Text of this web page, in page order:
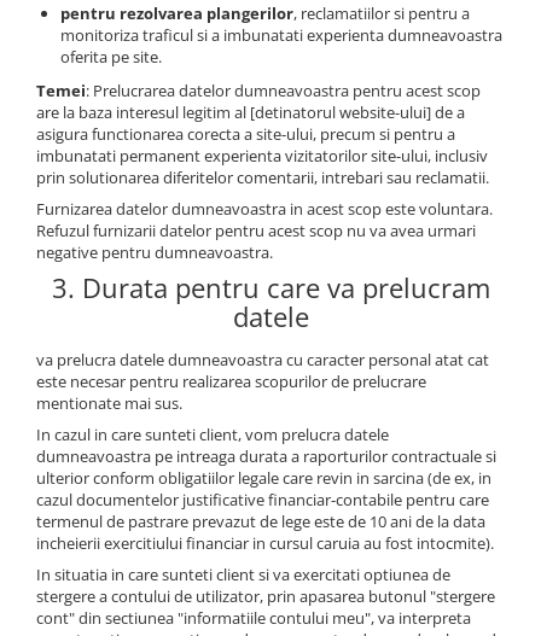
pentru rezolvarea plangerilor, reclamatiilor si pentru a
monitoriza traficul si a imbunatati experienta dumneavoastra
oferita pe site.
Temei: Prelucrarea datelor dumneavoastra pentru acest scop
are la baza interesul legitim al [detinatorul website-ului] de a
asigura functionarea corecta a site-ului, precum si pentru a
imbunatati permanent experienta vizitatorilor site-ului, inclusiv
prin solutionarea diferitelor comentarii, intrebari sau reclamatii.
Furnizarea datelor dumneavoastra in acest scop este voluntara.
Refuzul furnizarii datelor pentru acest scop nu va avea urmari
negative pentru dumneavoastra.
3. Durata pentru care va prelucram
datele
va prelucra datele dumneavoastra cu caracter personal atat cat
este necesar pentru realizarea scopurilor de prelucrare
mentionate mai sus.
In cazul in care sunteti client, vom prelucra datele
dumneavoastra pe intreaga durata a raporturilor contractuale si
ulterior conform obligatiilor legale care revin in sarcina (de ex, in
cazul documentelor justificative financiar-contabile pentru care
termenul de pastrare prevazut de lege este de 10 ani de la data
incheierii exercitiului financiar in cursul caruia au fost intocmite).
In situatia in care sunteti client si va exercitati optiunea de
stergere a contului de utilizator, prin apasarea butonul "stergere
cont" din sectiunea "informatiile contului meu", va interpreta